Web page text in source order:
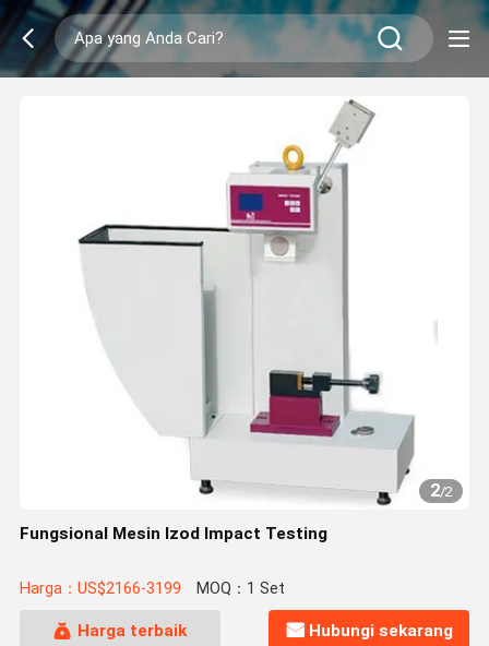
2/2
Fungsional Mesin Izod Impact Testing
Harga：US$2166-3199 MOQ：1 Set
Harga terbaik Hubungi sekarang